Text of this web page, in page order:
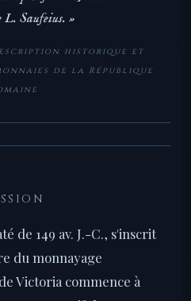
L. Saufeius. »
historique et
de la République
de 149 av. J.-C., s'inscrit
du monnayage
Victoria commence à